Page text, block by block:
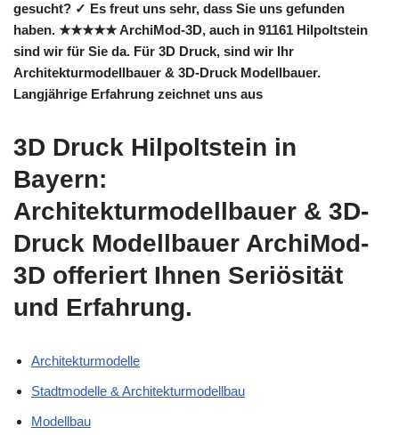
gesucht? ✓ Es freut uns sehr, dass Sie uns gefunden
haben. ★★★★★ ArchiMod-3D, auch in 91161 Hilpoltstein
sind wir für Sie da. Für 3D Druck, sind wir Ihr
Architekturmodellbauer & 3D-Druck Modellbauer.
Langjährige Erfahrung zeichnet uns aus
3D Druck Hilpoltstein in
Bayern:
Architekturmodellbauer & 3D-
Druck Modellbauer ArchiMod-
3D offeriert Ihnen Seriösität
und Erfahrung.
Architekturmodelle
Stadtmodelle & Architekturmodellbau
Modellbau